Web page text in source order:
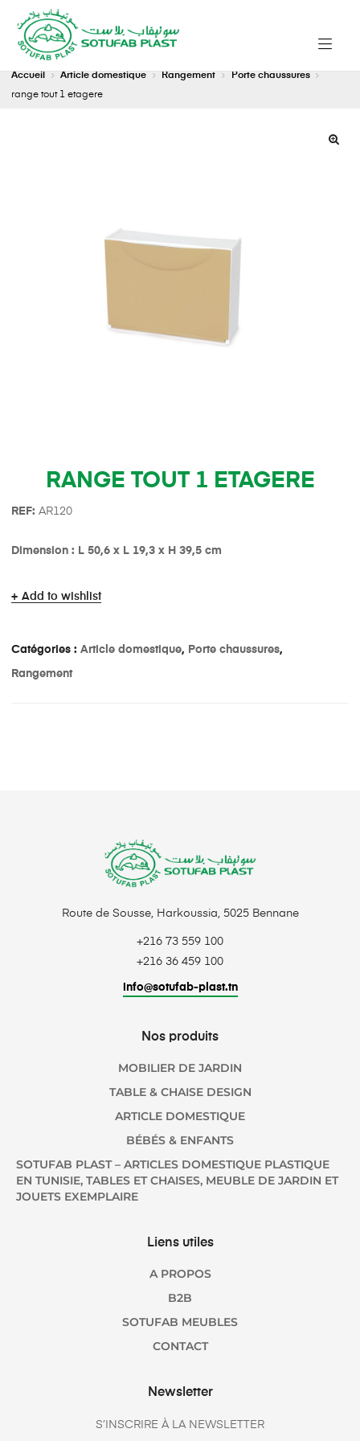
Accueil Article domestique Rangement
Porte chaussures
range tout 1 etagere
RANGE TOUT 1 ETAGERE
REF: AR120
Dimension : L 50,6 x L 19,3 x H 39,5 cm
Add to wishlist
Catégories : Article domestique, Porte chaussures,
Rangement
Route de Sousse, Harkoussia, 5025 Bennane
+216 73 559 100
+216 36 459 100
info@sotufab-plast.tn
Nos produits
MOBILIER DE JARDIN
TABLE & CHAISE DESIGN
ARTICLE DOMESTIQUE
BÉBÉS & ENFANTS
SOTUFAB PLAST – ARTICLES DOMESTIQUE PLASTIQUE
EN TUNISIE, TABLES ET CHAISES, MEUBLE DE JARDIN ET
JOUETS EXEMPLAIRE
Liens utiles
A PROPOS
B2B
SOTUFAB MEUBLES
CONTACT
Newsletter
S’INSCRIRE À LA NEWSLETTER